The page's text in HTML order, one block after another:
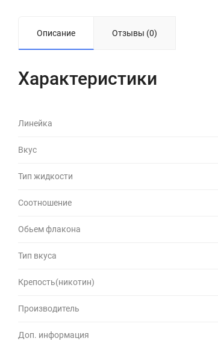
Описание Отзывы (0)
Характеристики
Линейка
Вкус
Тип жидкости
Соотношение
Обьем флакона
Тип вкуса
Крепость(никотин)
Производитель
Доп. информация